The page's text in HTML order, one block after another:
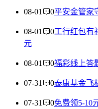
08-01 0平安金管家
08-01 0工行红包有
元
08-01 0福彩线上答
07-31 0泰康基金飞
07-31 0免费领5-10